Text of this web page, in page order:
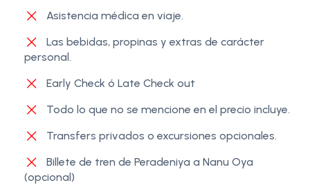
Asistencia médica en viaje.
Las bebidas, propinas y extras de carácter
personal.
Early Check ó Late Check out
Todo lo que no se mencione en el precio incluye.
Transfers privados o excursiones opcionales.
Billete de tren de Peradeniya a Nanu Oya
(opcional)